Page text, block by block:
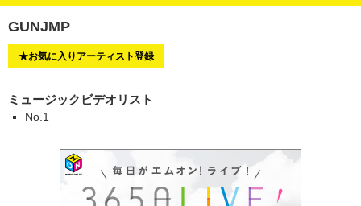
GUNJMP
★お気に入りアーティスト登録
ミュージックビデオリスト
No.1